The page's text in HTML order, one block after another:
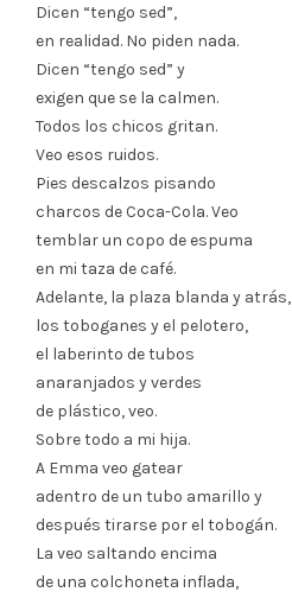
Dicen “tengo sed”,
en realidad. No piden nada.
Dicen “tengo sed” y
exigen que se la calmen.
Todos los chicos gritan.
Veo esos ruidos.
Pies descalzos pisando
charcos de Coca-Cola. Veo
temblar un copo de espuma
en mi taza de café.
Adelante, la plaza blanda y atrás,
los toboganes y el pelotero,
el laberinto de tubos
anaranjados y verdes
de plástico, veo.
Sobre todo a mi hija.
A Emma veo gatear
adentro de un tubo amarillo y
después tirarse por el tobogán.
La veo saltando encima
de una colchoneta inflada,